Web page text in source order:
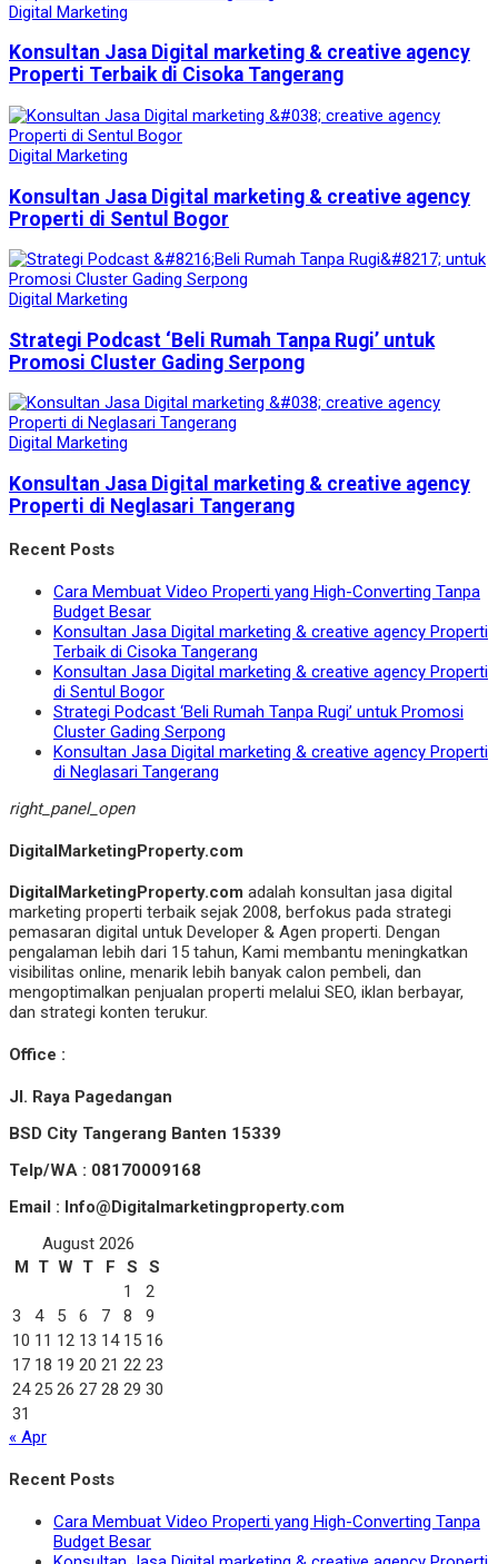
Digital Marketing
Konsultan Jasa Digital marketing & creative agency
Properti Terbaik di Cisoka Tangerang
Digital Marketing
Konsultan Jasa Digital marketing & creative agency
Properti di Sentul Bogor
Digital Marketing
Strategi Podcast ‘Beli Rumah Tanpa Rugi’ untuk
Promosi Cluster Gading Serpong
Digital Marketing
Konsultan Jasa Digital marketing & creative agency
Properti di Neglasari Tangerang
Recent Posts
Cara Membuat Video Properti yang High-Converting Tanpa
Budget Besar
Konsultan Jasa Digital marketing & creative agency Properti
Terbaik di Cisoka Tangerang
Konsultan Jasa Digital marketing & creative agency Properti
di Sentul Bogor
Strategi Podcast ‘Beli Rumah Tanpa Rugi’ untuk Promosi
Cluster Gading Serpong
Konsultan Jasa Digital marketing & creative agency Properti
di Neglasari Tangerang
right_panel_open
DigitalMarketingProperty.com
DigitalMarketingProperty.com adalah konsultan jasa digital
marketing properti terbaik sejak 2008, berfokus pada strategi
pemasaran digital untuk Developer & Agen properti. Dengan
pengalaman lebih dari 15 tahun, Kami membantu meningkatkan
visibilitas online, menarik lebih banyak calon pembeli, dan
mengoptimalkan penjualan properti melalui SEO, iklan berbayar,
dan strategi konten terukur.
Office :
Jl. Raya Pagedangan
BSD City Tangerang Banten 15339
Telp/WA : 08170009168
Email : Info@Digitalmarketingproperty.com
August 2026
M
T W T F S
S
1
2
3
4 5 6 7 8
9
10 11 12 13 14 15 16
17 18 19 20 21 22 23
24 25 26 27 28 29 30
31
« Apr
Recent Posts
Cara Membuat Video Properti yang High-Converting Tanpa
Budget Besar